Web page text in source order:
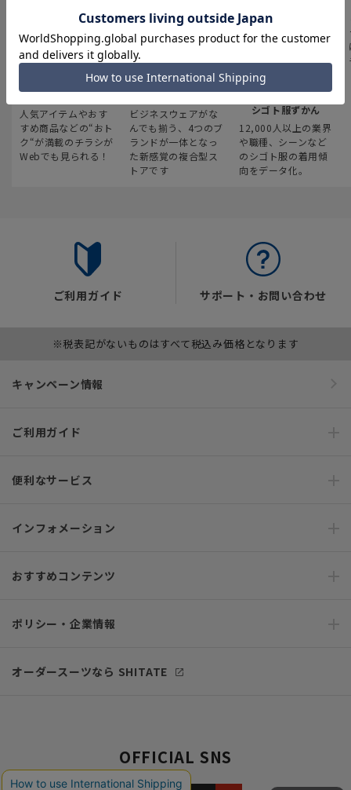
最新のお買い得情報
人気アイテムやおす
すめ商品などの“おト
ク“が満載のチラシが
Webでも見られる！
スーツスクエア
ビジネスウェアがな
んでも揃う、4つのブ
ランドが一体となっ
た新感覚の複合型ス
トアです
みんなの
シゴト服ずかん
12,000人以上の業界
や職種、シーンなど
のシゴト服の着用傾
向をデータ化。
ご利用ガイド サポート・お問い合わせ
※税表記がないものはすべて税込み価格となります
キャンペーン情報
ご利用ガイド
便利なサービス
インフォメーション
おすすめコンテンツ
ポリシー・企業情報
オーダースーツなら SHITATE
OFFICIAL SNS